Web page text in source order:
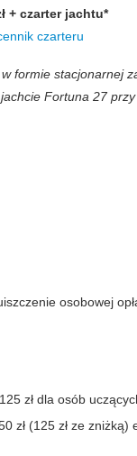
+ czarter jachtu*
czarteru
formie stacjonarnej
Fortuna 27 przy
osobowej
zł dla osób
zł (125 zł ze zniżką)